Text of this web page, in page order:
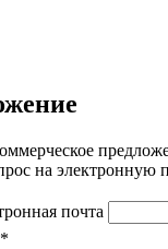
на электронную
почта
*